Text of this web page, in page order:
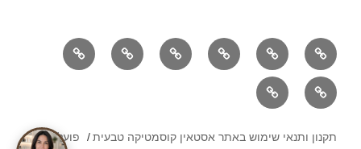
אסטאין
ראשי
אוזון
מקס
אוקסיזון אודות בלוג
צור
קשר
פיורמג'יק
אסטקסנטין
תקנון ותנאי שימוש באתר אסטאין קוסמטיקה טבעית פועל על